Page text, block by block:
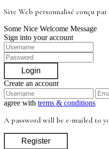
Site Web personnalisé conçu par
Some Nice Welcome Message
Sign into your account
Login
Create an account
agree with terms & conditions
A password will be e-mailed to
Register